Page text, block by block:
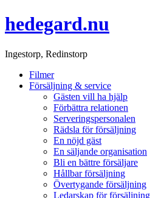
hedegard.nu
Ingestorp, Redinstorp
Filmer
Försäljning & service
Gästen vill ha hjälp
Förbättra relationen
Serveringspersonalen
Rädsla för försäljning
En nöjd gäst
En säljande organisation
Bli en bättre försäljare
Hållbar försäljning
Övertygande försäljning
Ledarskap för försäljning